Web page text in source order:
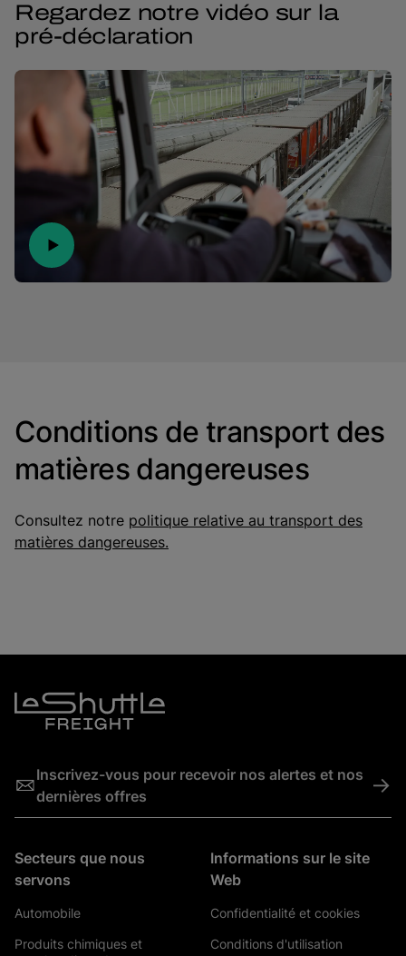
Regardez notre vidéo sur la
pré-déclaration
Conditions de transport des
matières dangereuses
Consultez notre politique relative au transport des
matières dangereuses.
Inscrivez-vous pour recevoir nos alertes et nos
dernières offres
->
Secteurs que nous
servons
Automobile
Produits chimiques et
Informations sur le site
Web
Confidentialité et cookies
Conditions d'utilisation